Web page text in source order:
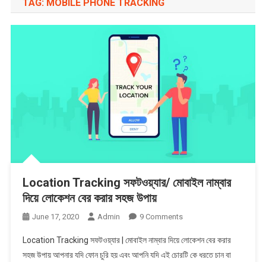
TAG: MOBILE PHONE TRACKING
Location Tracking সফটওয়্যার/ মোবাইল নাম্বার
দিয়ে লোকেশন বের করার সহজ উপায়
June 17, 2020 Admin 9 CommentsOn
Tracking
সফটওয়্যার/
Location Tracking সফটওয়্যার | মোবাইল নাম্বার দিয়ে লোকেশন বের করার
সহজ উপায় আপনার যদি ফোন চুরি হয় এবং আপনি যদি এই চোরটি কে ধরতে চান বা